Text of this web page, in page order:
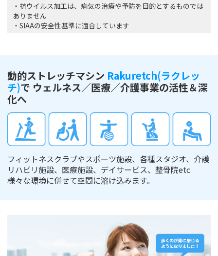
・抗ウイルス加工は、病気の治療や予防を目的とするものでは
ありません
・SIAAの安全性基準に適合しています
動的ストレッチマシン Rakuretch(ラクレッ
チ)で ウェルネス／医療／介護事業の活性＆深
化へ
フィットネスクラブやスポーツ施設、各種スタジオ、介護
リハビリ施設、医療施設、デイサービス、整骨院etc
様々な環境に併せて空間に溶け込みます。